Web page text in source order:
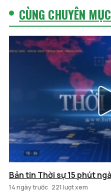
CÙNG CHUYÊN MỤC
Bản tin Thời sự 15 phút
14 ngày trước 221 lượt xem